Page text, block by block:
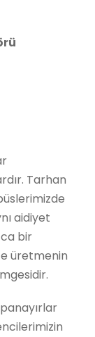
Tarhan
aidiyet
bir
üretmenin